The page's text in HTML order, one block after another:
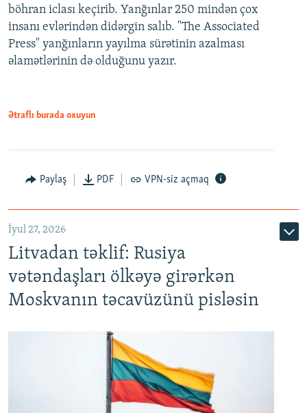
böhran iclası keçirib. Yanğınlar 250 mindən çox
insanı evlərindən didərgin salıb. "The Associated
Press" yanğınların yayılma sürətinin azalması
əlamətlərinin də olduğunu yazır.
Ətraflı burada oxuyun
Paylaş PDF VPN-siz açmaq
İyul 27, 2026
Litvadan təklif: Rusiya
vətəndaşları ölkəyə girərkən
Moskvanın təcavüzünü pisləsin